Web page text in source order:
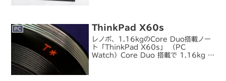
PC ThinkPad X60s
レノボ、1.16kgのCore Duo搭載ノー
ト「ThinkPad X60s」 （PC
Watch）Core Duo 搭載で 1.16kg は